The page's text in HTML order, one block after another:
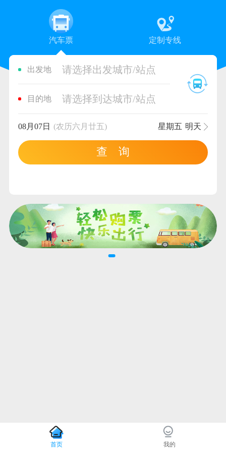
汽车票 定制专线
出发地 请选择出发城市/站点
目的地 请选择到达城市/站点
08月07日 (农历六月廿五) 星期五 明天
查 询
首页 我的